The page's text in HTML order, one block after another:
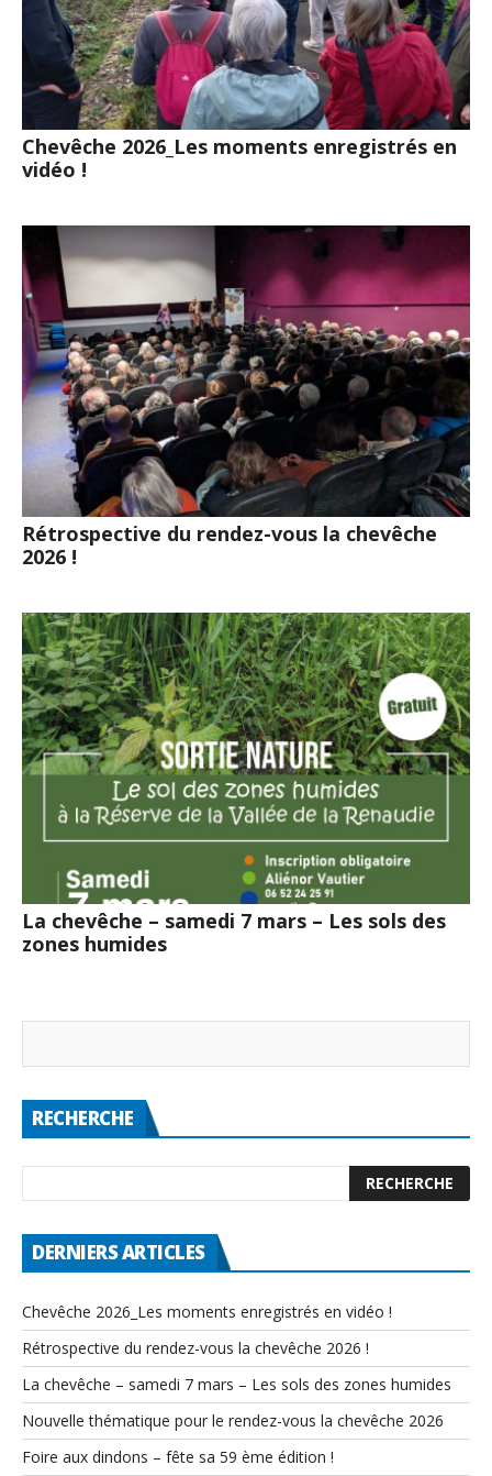
Chevêche 2026_Les moments enregistrés en
vidéo !
Rétrospective du rendez-vous la chevêche
2026 !
La chevêche – samedi 7 mars – Les sols des
zones humides
RECHERCHE
DERNIERS ARTICLES
Chevêche 2026_Les moments enregistrés en vidéo !
Rétrospective du rendez-vous la chevêche 2026 !
La chevêche – samedi 7 mars – Les sols des zones humides
Nouvelle thématique pour le rendez-vous la chevêche 2026
Foire aux dindons – fête sa 59 ème édition !